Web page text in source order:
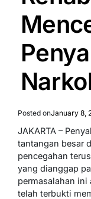
Posted onJanuary 8,
JAKARTA –
tantangan besar
pencegahan
yang dianggap
permasalahan ini
telah terbukti